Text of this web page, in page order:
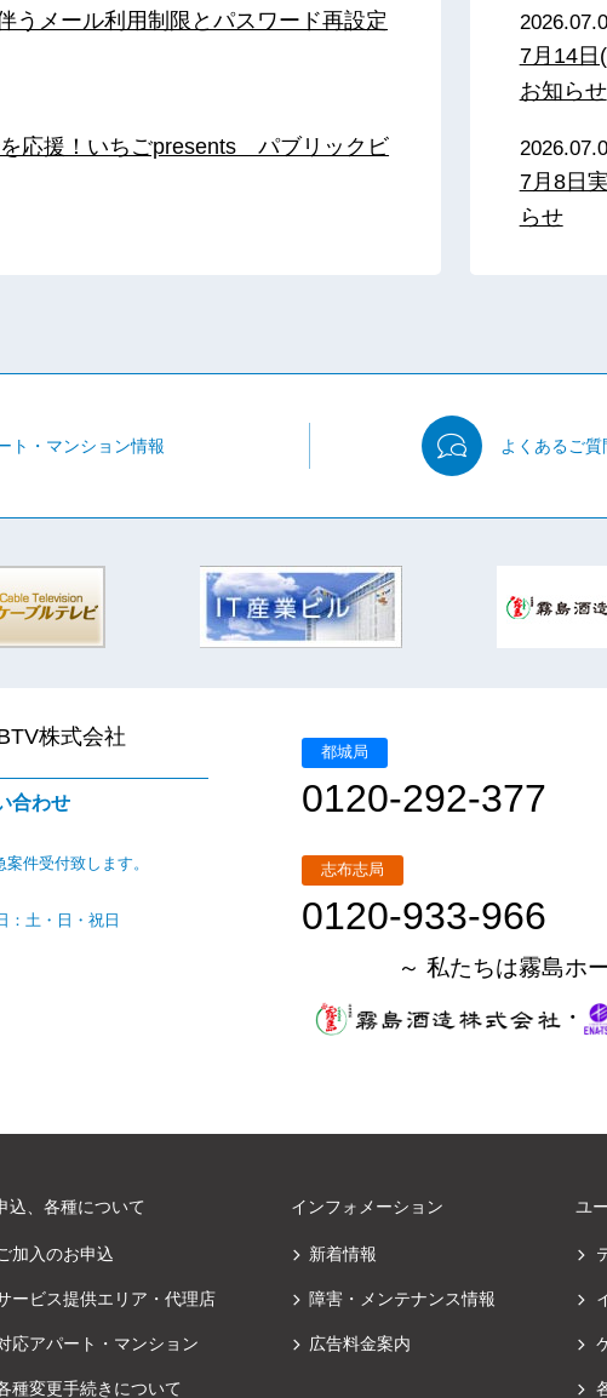
うメール利用制限とパスワード再設定
応援！いちごpresents パブリックビ
7月14日
お知らせ
7月8日
らせ
ト・マンション情報 よくあるご質
株式会社
合わせ
件受付致します。
：土・日・祝日
都城局
0120-292-377
志布志局
0120-933-966
～ 私たちは霧島ホ
・
込、各種について
加入のお申込
ービス提供エリア・代理店
応アパート・マンション
種変更手続きについて
インフォメーション
新着情報
障害・メンテナンス情報
広告料金案内
ユ